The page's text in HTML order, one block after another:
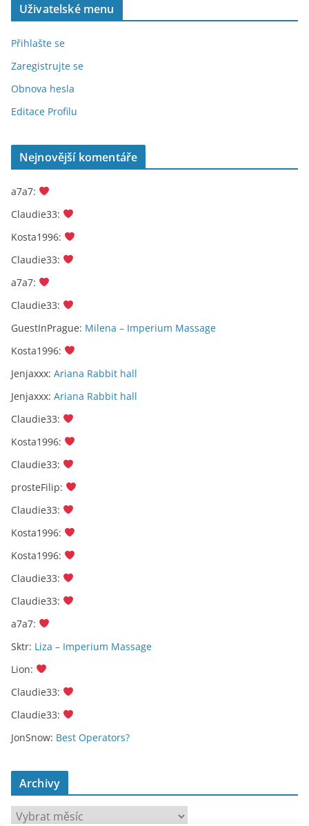
Uživatelské menu
Přihlašte se
Zaregistrujte se
Obnova hesla
Editace Profilu
Nejnovější komentáře
a7a7:
Claudie33:
Kosta1996:
Claudie33:
a7a7:
Claudie33:
GuestInPrague: Milena – Imperium Massage
Kosta1996:
Jenjaxxx: Ariana Rabbit hall
Jenjaxxx: Ariana Rabbit hall
Claudie33:
Kosta1996:
Claudie33:
prosteFilip:
Claudie33:
Kosta1996:
Kosta1996:
Claudie33:
Claudie33:
a7a7:
Sktr: Liza – Imperium Massage
Lion:
Claudie33:
Claudie33:
JonSnow: Best Operators?
Archivy
A